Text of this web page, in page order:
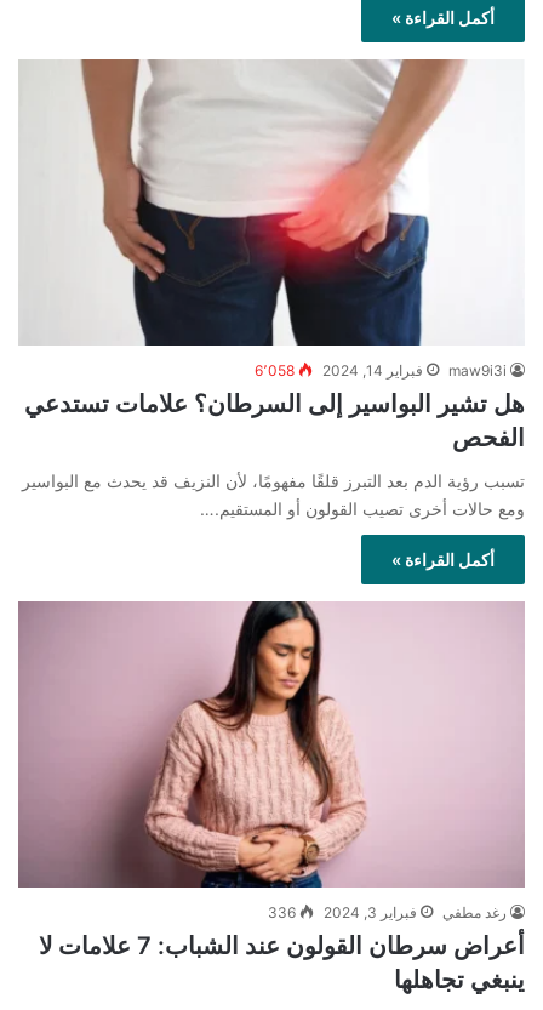
أكمل القراءة »
maw9i3i فبراير 14, 2024 6٬058
هل تشير البواسير إلى السرطان؟ علامات تستدعي
الفحص
تسبب رؤية الدم بعد التبرز قلقًا مفهومًا، لأن النزيف قد يحدث مع البواسير
ومع حالات أخرى تصيب القولون أو المستقيم.…
أكمل القراءة »
رغد مطفي فبراير 3, 2024 336
أعراض سرطان القولون عند الشباب: 7 علامات لا
ينبغي تجاهلها